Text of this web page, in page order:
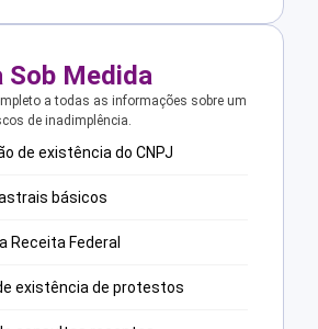
Sob Medida
a todas as informações sobre um
de inadimplência.
de existência do CNPJ
básicos
Receita Federal
existência de protestos